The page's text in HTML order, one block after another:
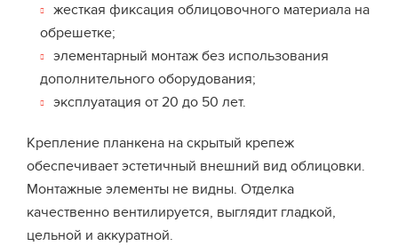
жесткая фиксация облицовочного материала на
обрешетке;
элементарный монтаж без использования
дополнительного оборудования;
эксплуатация от 20 до 50 лет.
Крепление планкена на скрытый крепеж
обеспечивает эстетичный внешний вид облицовки.
Монтажные элементы не видны. Отделка
качественно вентилируется, выглядит гладкой,
цельной и аккуратной.